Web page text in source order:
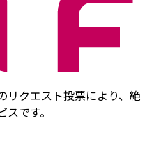
リクエスト投票により、絶
です。